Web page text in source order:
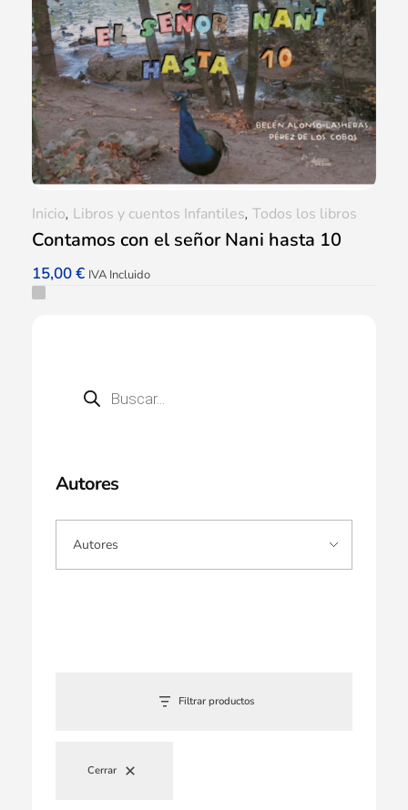
Contamos con el señor Nani hasta 10
15,00€ IVA Incluido
Inicio, Libros y cuentos Infantiles, Todos los libros
Autores
Filtrar productos
Cerrar